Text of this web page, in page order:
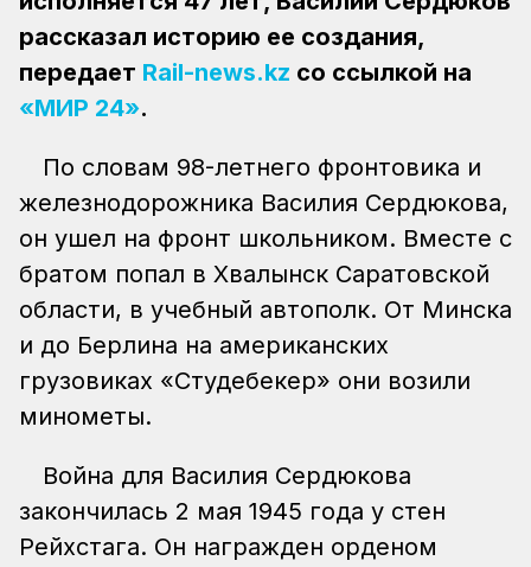
рассказал историю ее создания,
передает Rail-news.kz со ссылкой на
«МИР 24».
По словам 98-летнего фронтовика и
железнодорожника Василия Сердюкова,
он ушел на фронт школьником. Вместе с
братом попал в Хвалынск Саратовской
области, в учебный автополк. От Минска
и до Берлина на американских
грузовиках «Студебекер» они возили
минометы.
Война для Василия Сердюкова
закончилась 2 мая 1945 года у стен
Рейхстага. Он награжден орденом